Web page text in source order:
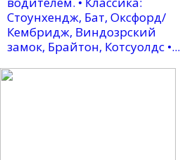
Стоунхендж, Бат, Оксфорд/
Кембридж, Виндозрский
замок, Брайтон, Котсуолдс •...